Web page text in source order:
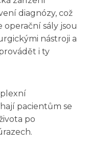
diagnózy, což
operační sály jsou
nástroji a
i ty
pacientům se
po